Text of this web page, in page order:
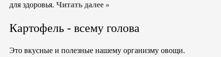
для здоровья. Читать далее »
Картофель - всему голова
Это вкусные и полезные нашему организму овощи.